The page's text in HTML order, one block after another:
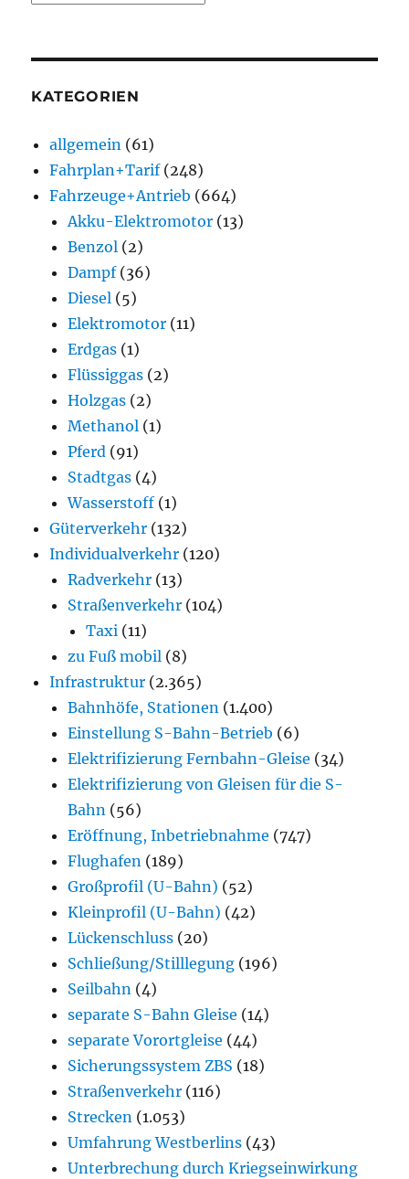
KATEGORIEN
allgemein (61)
Fahrplan+Tarif(248)
Fahrzeuge+Antrieb (664)
Akku-Elektromotor (13)
Benzol (2)
Dampf(36)
Diesel (5)
Elektromotor (11)
Erdgas (1)
Flüssiggas (2)
Holzgas (2)
Methanol (1)
Pferd (91)
Stadtgas (4)
Wasserstoff (1)
Güterverkehr (132)
Individualverkehr (120)
Radverkehr (13)
Straßenverkehr (104)
Taxi (11)
zu Fuß mobil (8)
Infrastruktur (2.365)
Bahnhöfe, Stationen (1.400)
Einstellung S-Bahn-Betrieb (6)
Elektrifizierung Fernbahn-Gleise (34)
Elektrifizierung von Gleisen für die S-
Bahn (56)
Eröffnung, Inbetriebnahme (747)
Flughafen (189)
Großprofil (U-Bahn) (52)
Kleinprofil (U-Bahn) (42)
Lückenschluss (20)
Schließung/Stilllegung (196)
Seilbahn (4)
separate S-Bahn Gleise (14)
separate Vorortgleise (44)
Sicherungssystem ZBS (18)
Straßenverkehr (116)
Strecken (1.053)
Umfahrung Westberlins (43)
Unterbrechung durch Kriegseinwirkung